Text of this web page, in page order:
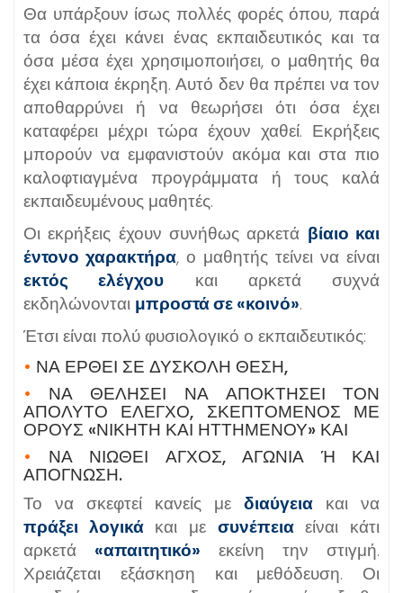
Θα υπάρξουν ίσως πολλές φορές όπου, παρά
τα όσα έχει κάνει ένας εκπαιδευτικός και τα
όσα μέσα έχει χρησιμοποιήσει, ο μαθητής θα
έχει κάποια έκρηξη. Αυτό δεν θα πρέπει να τον
αποθαρρύνει ή να θεωρήσει ότι όσα έχει
καταφέρει μέχρι τώρα έχουν χαθεί. Εκρήξεις
μπορούν να εμφανιστούν ακόμα και στα πιο
καλοφτιαγμένα προγράμματα ή τους καλά
εκπαιδευμένους μαθητές.
Οι εκρήξεις έχουν συνήθως αρκετά βίαιο και
έντονο χαρακτήρα, ο μαθητής τείνει να είναι
εκτός ελέγχου και αρκετά συχνά
εκδηλώνονται μπροστά σε «κοινό».
Έτσι είναι πολύ φυσιολογικό ο εκπαιδευτικός:
• ΝΑ ΈΡΘΕΙ ΣΕ ΔΎΣΚΟΛΗ ΘΈΣΗ,
• ΝΑ ΘΕΛΉΣΕΙ ΝΑ ΑΠΟΚΤΉΣΕΙ ΤΟΝ
ΑΠΌΛΥΤΟ ΈΛΕΓΧΟ, ΣΚΕΠΤΌΜΕΝΟΣ ΜΕ
ΌΡΟΥΣ «ΝΙΚΗΤΉ ΚΑΙ ΗΤΤΗΜΈΝΟΥ» ΚΑΙ
• ΝΑ ΝΙΏΘΕΙ ΆΓΧΟΣ, ΑΓΩΝΊΑ Ή ΚΑΙ Α
ΠΌΓΝΩΣΗ.
Το να σκεφτεί κανείς με διαύγεια και να
πράξει λογικάκαι με συνέπεια είναι κάτι
αρκετά «απαιτητικό» εκείνη την στιγμή.
Χρειάζεται εξάσκηση και μεθόδευση. Οι